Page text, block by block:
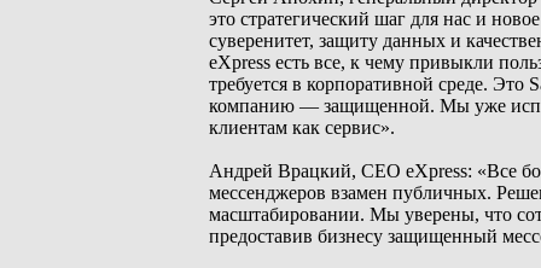
это стратегический шаг для нас и
суверенитет, защиту данных и
eXpress есть все, к чему привыкли
требуется в корпоративной среде. Это
компанию — защищенной. Мы уже
клиентам как сервис».
Андрей Врацкий, CEO eXpress: «Все
мессенджеров взамен публичных.
масштабировании. Мы уверены, что
предоставив бизнесу защищенный